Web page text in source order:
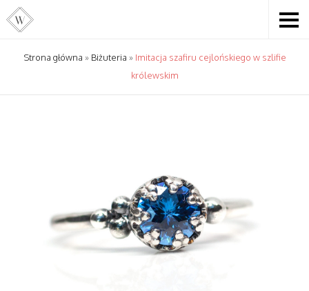
Strona główna » Biżuteria » Imitacja szafiru cejlońskiego w szlifie
królewskim